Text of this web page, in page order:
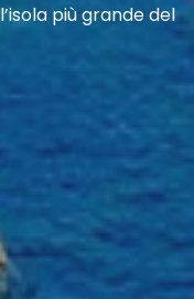
più grande del